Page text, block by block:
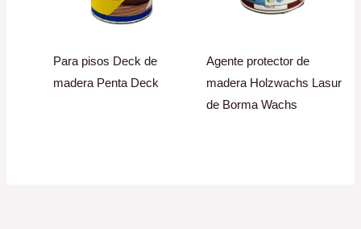
Para pisos Deck de
madera Penta Deck
Agente protector de
madera Holzwachs Lasur
de Borma Wachs